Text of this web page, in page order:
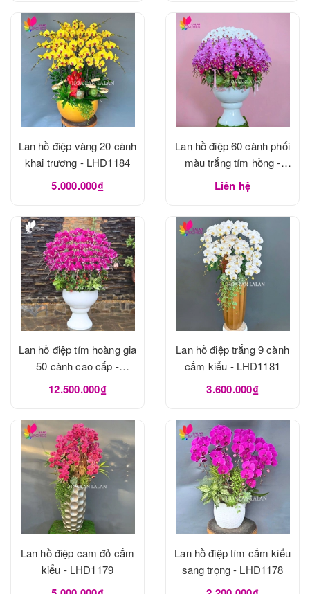
Lan hồ điệp vàng 20 cành
khai trương - LHD1184
5.000.000₫
Lan hồ điệp 60 cành phối
màu trắng tím hồng -
LHD1183
Liên hệ
Lan hồ điệp tím hoàng gia
50 cành cao cấp -
LHD1182
12.500.000₫
Lan hồ điệp trắng 9 cành
cắm kiểu - LHD1181
3.600.000₫
Lan hồ điệp cam đỏ cắm
kiểu - LHD1179
Lan hồ điệp tím cắm kiểu
sang trọng - LHD1178